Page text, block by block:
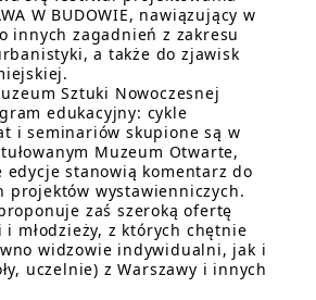
W BUDOWIE, nawiązujący w
innych zagadnień z zakresu
a także do zjawisk
Sztuki Nowoczesnej
edukacyjny: cykle
i seminariów skupione są w
Muzeum Otwarte,
edycje stanowią komentarz do
projektów wystawienniczych.
zaś szeroką ofertę
młodzieży, z których chętnie
widzowie indywidualni, jak i
uczelnie) z Warszawy i innych